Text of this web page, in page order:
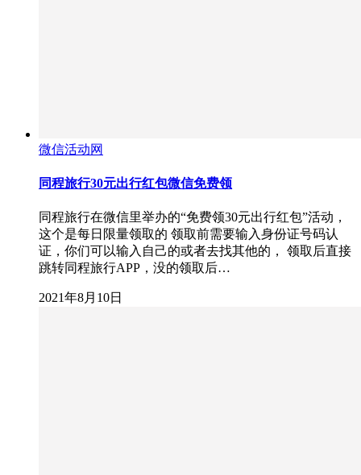
微信活动网
同程旅行30元出行红包微信免费领
同程旅行在微信里举办的“免费领30元出行红包”活动，
这个是每日限量领取的 领取前需要输入身份证号码认
证，你们可以输入自己的或者去找其他的， 领取后直接
跳转同程旅行APP，没的领取后…
2021年8月10日